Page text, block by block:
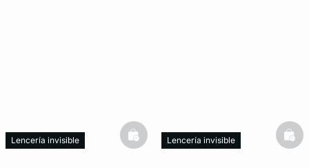
Lencería invisible basketfullLencería invisible